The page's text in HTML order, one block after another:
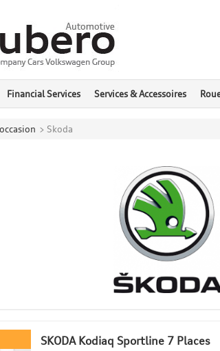
Financial Services Services & Accessoires
> Skoda
SKODA Kodiaq Sportline 7 Places